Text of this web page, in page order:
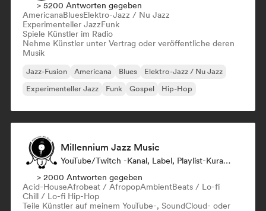
> 5200 Antworten gegeben
AmericanaBluesElektro-Jazz / Nu Jazz
Experimenteller JazzFunk
Spiele Künstler im Radio
Nehme Künstler unter Vertrag oder veröffentliche deren
Musik
Jazz-Fusion Americana Blues
Elektro-Jazz / Nu Jazz
Experimenteller Jazz
Funk Gospel Hip-Hop
Millennium Jazz Music
YouTube/Twitch -Kanal, Label, Playlist-Kurator
> 2000 Antworten gegeben
Acid-HouseAfrobeat / AfropopAmbientBeats / Lo-fi
Chill / Lo-fi Hip-Hop
Teile Künstler auf meinem YouTube-, SoundCloud- oder